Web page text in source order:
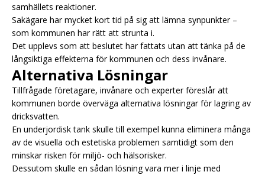
samhällets reaktioner.
Sakägare har mycket kort tid på sig att lämna synpunkter –
som kommunen har rätt att strunta i.
Det upplevs som att beslutet har fattats utan att tänka på de
långsiktiga effekterna för kommunen och dess invånare.
Alternativa Lösningar
Tillfrågade företagare, invånare och experter föreslår att
kommunen borde överväga alternativa lösningar för lagring av
dricksvatten.
En underjordisk tank skulle till exempel kunna eliminera många
av de visuella och estetiska problemen samtidigt som den
minskar risken för miljö- och hälsorisker.
Dessutom skulle en sådan lösning vara mer i linje med